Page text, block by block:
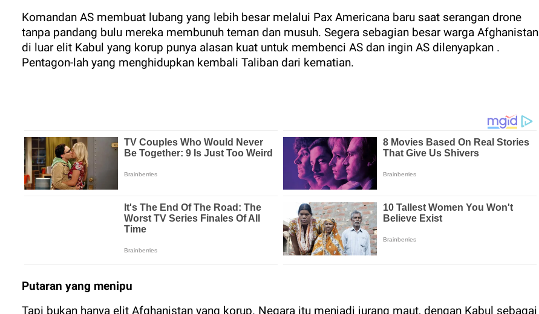
Komandan AS membuat lubang yang lebih besar melalui Pax Americana baru saat serangan drone
tanpa pandang bulu mereka membunuh teman dan musuh. Segera sebagian besar warga Afghanistan
di luar elit Kabul yang korup punya alasan kuat untuk membenci AS dan ingin AS dilenyapkan .
Pentagon-lah yang menghidupkan kembali Taliban dari kematian.
Putaran yang menipu
Tapi bukan hanya elit Afghanistan yang korup. Negara itu menjadi jurang maut, dengan Kabul sebagai